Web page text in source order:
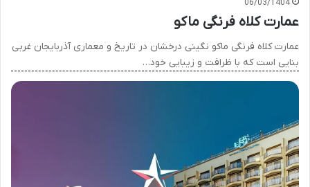
06/03/1404
عمارت کلاه فرنگی ماکو
عمارت کلاه فرنگی ماکو نگینی درخشان در تاریخ و معماری آذربایجان غربی
بنایی است که با ظرافت و زیبایی خود…